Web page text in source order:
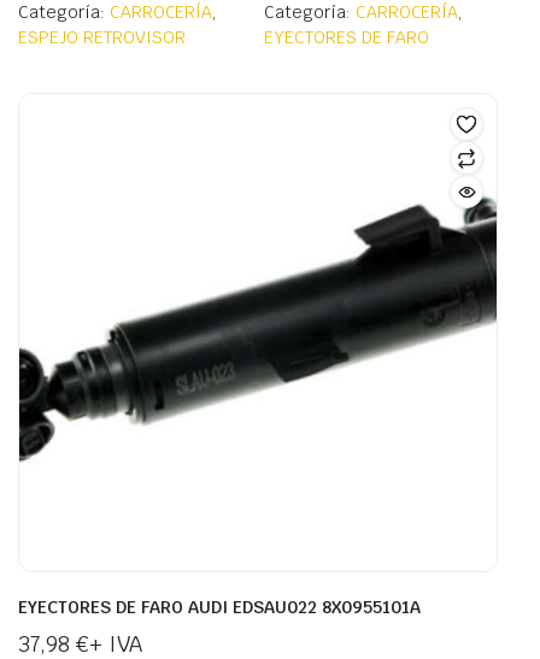
Categoría: CARROCERÍA,
ESPEJO RETROVISOR
Categoría: CARROCERÍA,
EYECTORES DE FARO
EYECTORES DE FARO AUDI EDSAU022 8X0955101A
37,98 €+ IVA